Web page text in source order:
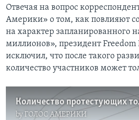
Отвечая на вопрос
Америки» о том, как повлияют
на характер запланированного
миллионов», президент Freedom
исключил, что после такого
количество участников может
byГОЛОС АМЕРИКИ